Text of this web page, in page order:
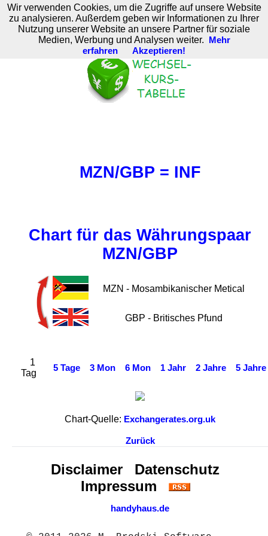
M. Brodski Software
MZN/GBP = INF
Chart für das Währungspaar
MZN/GBP
MZN - Mosambikanischer Metical
GBP - Britisches Pfund
1
Tag
5 Tage 3 Mon 6 Mon 1 Jahr 2 Jahre 5 Jahre
Chart-Quelle: Exchangerates.org.uk
Zurück
Disclaimer
Datenschutz
Impressum
handyhaus.de
Wir verwenden Cookies, um die Zugriffe auf unsere Website
zu analysieren. Außerdem geben wir Informationen zu Ihrer
Nutzung unserer Website an unsere Partner für soziale
Medien, Werbung und Analysen weiter.
Mehr
erfahren
Akzeptieren!